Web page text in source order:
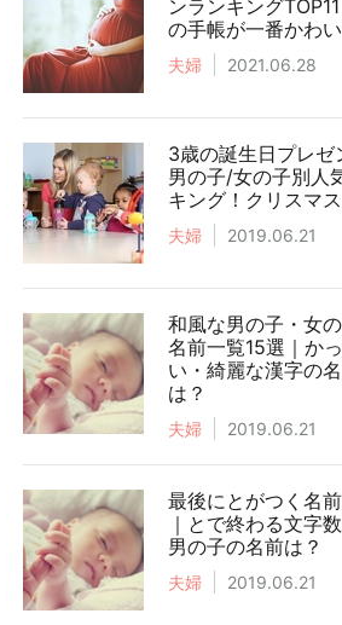
ンランキング
の手帳が一番かわ
夫婦 2021.06.28
3歳の誕生日プレゼ
男の子/女の子別人
キング！クリスマ
夫婦 2019.06.21
和風な男の子・女
名前一覧15選｜か
い・綺麗な漢字の
は？
夫婦 2019.06.21
最後にとがつく名
｜とで終わる文字
男の子の名前は？
夫婦 2019.06.21